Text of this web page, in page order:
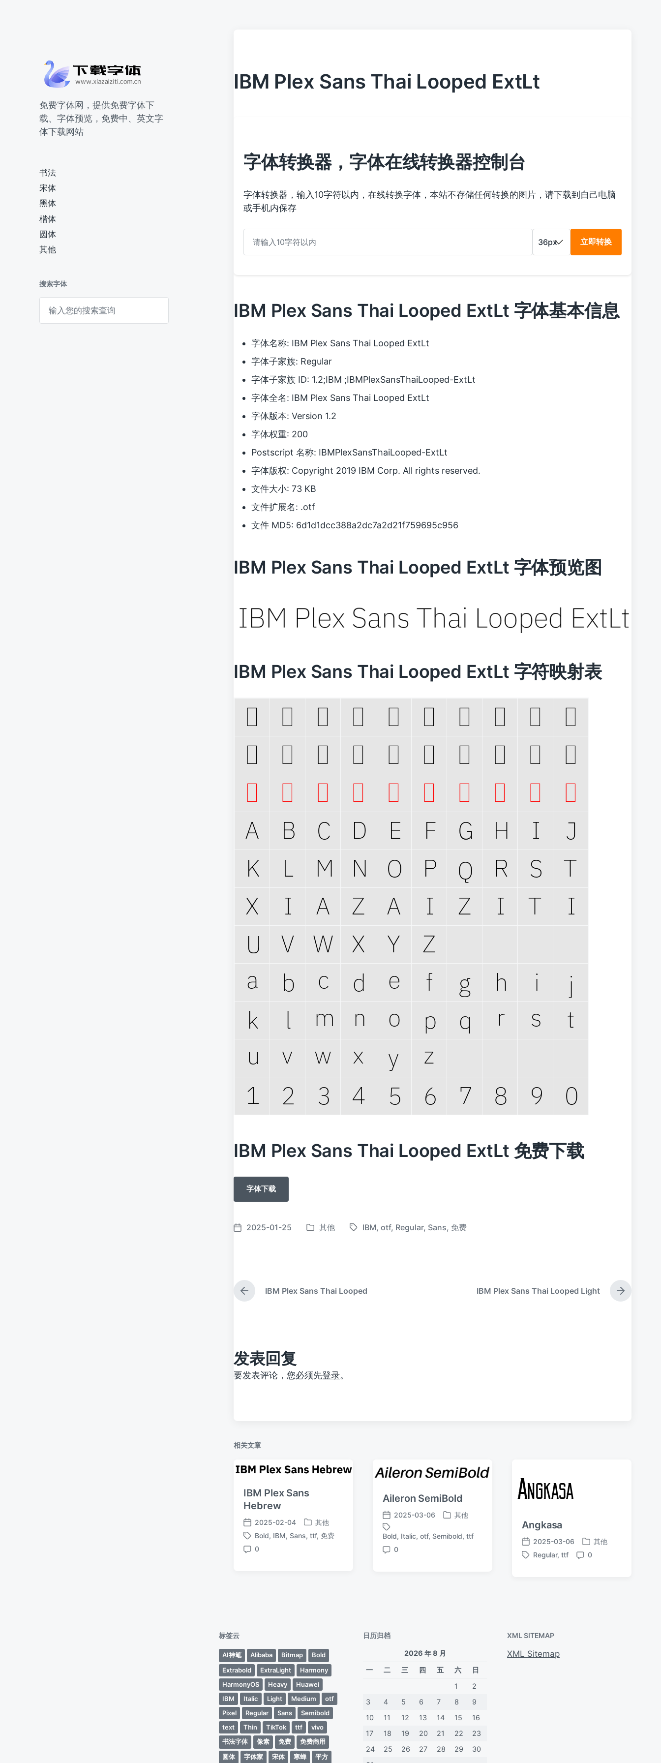
免费字体网，提供免费字体下
载、字体预览，免费中、英文字
体下载网站
书法
宋体
黑体
楷体
圆体
其他
搜索字体
IBM Plex Sans Thai Looped ExtLt
字体转换器，字体在线转换器控制台
字体转换器，输入10字符以内，在线转换字体，本站不存储任何转换的图片，请下载到自己电脑
或手机内保存
立即转换
IBM Plex Sans Thai Looped ExtLt 字体基本信息
字体名称: IBM Plex Sans Thai Looped ExtLt
字体子家族: Regular
字体子家族 ID: 1.2;IBM ;IBMPlexSansThaiLooped-ExtLt
字体全名: IBM Plex Sans Thai Looped ExtLt
字体版本: Version 1.2
字体权重: 200
Postscript 名称: IBMPlexSansThaiLooped-ExtLt
字体版权: Copyright 2019 IBM Corp. All rights reserved.
文件大小: 73 KB
文件扩展名: .otf
文件 MD5: 6d1d1dcc388a2dc7a2d21f759695c956
IBM Plex Sans Thai Looped ExtLt 字体预览图
IBM Plex Sans Thai Looped ExtLt 字符映射表
IBM Plex Sans Thai Looped ExtLt 免费下载
字体下载
发
2025-01-25
发
其他
标
IBM,otf, Regular, Sans, 免费
上
篇
IBM Plex Sans Thai Looped
下
篇
IBM Plex Sans Thai Looped Light
发表回复
要发表评论，您必须先登录。
相关文章
IBM Plex Sans
Hebrew
发
布
日
2025-02-04
发
布
其他
标
签
Bold, IBM,Sans,ttf, 免费
评
0
Aileron SemiBold
发
布
日
期
2025-03-06
发
于
其他
标
签
Bold, Italic,otf,Semibold,ttf
评
0
Angkasa
发
布
2025-03-06
发
布
其他
标
Regular,ttf
评
0
标签云
AI神笔 Alibaba Bitmap
Bold
Extrabold
ExtraLight
Harmony
HarmonyOS
Heavy
Huawei
IBM
Italic Light Medium
otf
Pixel
Regular Sans
Semibold
text
Thin TikTok ttf
vivo
书法字体
像素 免费
免费商用
圆体
字体家 宋体 寒蝉 平方
日历归档
2026 年 8 月
一
二 三 四 五 六
日
1
2
3
4 5 6 7 8
9
10
11 12 13 14 15
16
17
18 19 20 21 22
23
24
25 26 27 28 29
30
XML SITEMAP
XML Sitemap